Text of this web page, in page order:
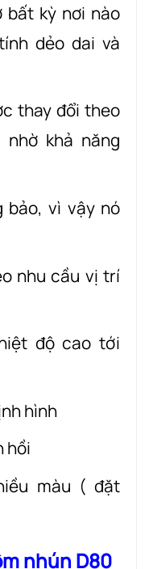
bất kỳ nơi nào
dẻo dai và
thay đổi theo
khả năng
bảo, vì vậy nó
nhu cầu vị trí
độ cao tới
hình
hồi
màu ( đặt
nhún D80